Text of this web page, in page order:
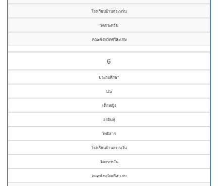
โรงเรียนบ้านกระหวัน
วัดกระหวัน
คณะจังหวัดศรีสะเกษ
6
ประถมศึกษา
ป.๖
เด็กหญิง
อรอินทุ์
โพธิสาร
โรงเรียนบ้านกระหวัน
วัดกระหวัน
คณะจังหวัดศรีสะเกษ